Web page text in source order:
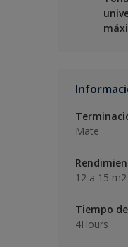
Mate
12 a 15
Tiempo
4Hours